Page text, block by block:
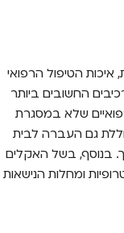
הטיפול הרפואי
החשובים ביותר
שלא במסגרת
גם העברה לבית
בנוסף, בשל האקלים
ומחלות הנישאות